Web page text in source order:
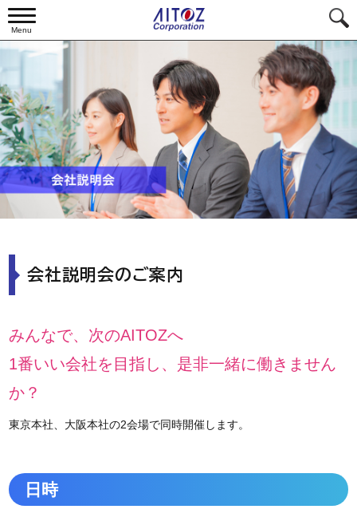
Menu
会社説明会のご案内
みんなで、次のAITOZへ
1番いい会社を目指し、是非一緒に働きません
か？
東京本社、大阪本社の2会場で同時開催します。
日時